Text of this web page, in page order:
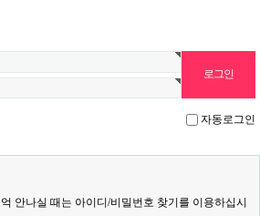
자동로그인
안나실 때는 아이디/비밀번호 찾기를 이용하십시